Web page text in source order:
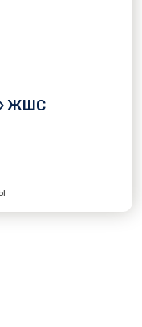
ЖШС